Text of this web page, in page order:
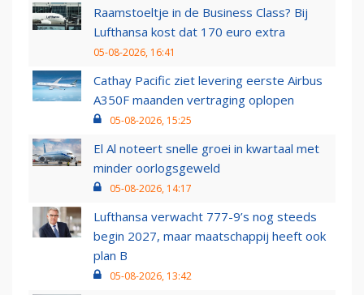
Raamstoeltje in de Business Class? Bij
Lufthansa kost dat 170 euro extra
05-08-2026, 16:41
Cathay Pacific ziet levering eerste Airbus
A350F maanden vertraging oplopen
05-08-2026, 15:25
El Al noteert snelle groei in kwartaal met
minder oorlogsgeweld
05-08-2026, 14:17
Lufthansa verwacht 777-9’s nog steeds
begin 2027, maar maatschappij heeft ook
plan B
05-08-2026, 13:42